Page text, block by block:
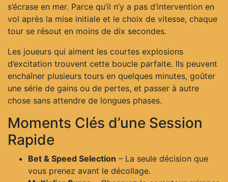
s’écrase en mer. Parce qu’il n’y a pas d’intervention en
vol après la mise initiale et le choix de vitesse, chaque
tour se résout en moins de dix secondes.
Les joueurs qui aiment les courtes explosions
d’excitation trouvent cette boucle parfaite. Ils peuvent
enchaîner plusieurs tours en quelques minutes, goûter
une série de gains ou de pertes, et passer à autre
chose sans attendre de longues phases.
Moments Clés d’une Session
Rapide
Bet & Speed Selection – La seule décision que
vous prenez avant le décollage.